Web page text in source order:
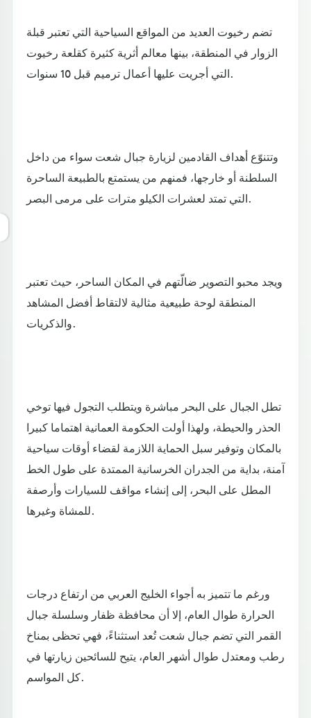
تضم رخيوت العديد من المواقع السياحية التي تعتبر قبلة
الزوار في المنطقة، بينها معالم أثرية كثيرة كقلعة رخيوت
التي أجريت عليها أعمال ترميم قبل 10 سنوات.
وتتنوّع أهداف القادمين لزيارة جبال شعت سواء من داخل
السلطنة أو خارجها، فمنهم من يستمتع بالطبيعة الساحرة
التي تمتد لعشرات الكيلو مترات على مرمى البصر.
ويجد محبو التصوير ضالّتهم في المكان الساحر، حيث تعتبر
المنطقة لوحة طبيعية مثالية لالتقاط أفضل المشاهد
والذكريات.
تطل الجبال على البحر مباشرة ويتطلب التجول فيها توخي
الحذر والحيطة، ولهذا أولت الحكومة العمانية اهتماما كبيرا
بالمكان وتوفير سبل الحماية اللازمة لقضاء أوقات سياحية
آمنة، بداية من الجدران الخرسانية الممتدة على طول الخط
المطل على البحر، إلى إنشاء مواقف للسيارات وأرصفة
للمشاة وغيرها.
ورغم ما تتميز به أجواء الخليج العربي من ارتفاع درجات
الحرارة طوال العام، إلا أن محافظة ظفار وسلسلة جبال
القمر التي تضم جبال شعت تُعد استثناءً، فهي تحظى بمناخ
رطب ومعتدل طوال أشهر العام، يتيح للسائحين زيارتها في
كل المواسم.